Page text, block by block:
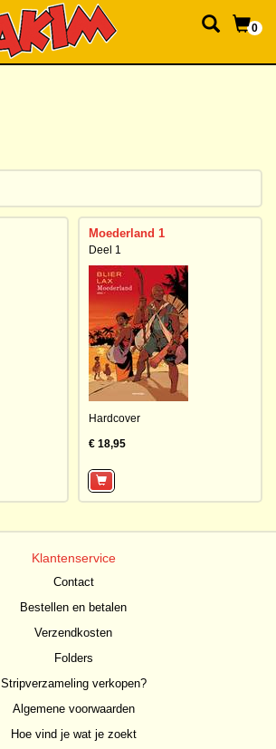
0
Moederland 1
Deel 1
Hardcover
€ 18,95
Klantenservice
Contact
Bestellen en betalen
Verzendkosten
Folders
Stripverzameling verkopen?
Algemene voorwaarden
Hoe vind je wat je zoekt